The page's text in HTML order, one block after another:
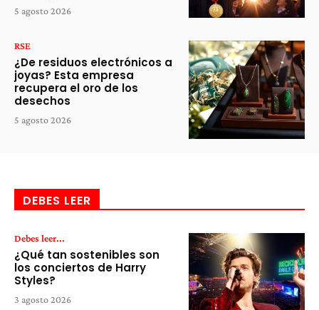
5 agosto 2026
RSE
¿De residuos electrónicos a
joyas? Esta empresa
recupera el oro de los
desechos
5 agosto 2026
DEBES LEER
Debes leer...
¿Qué tan sostenibles son
los conciertos de Harry
Styles?
3 agosto 2026